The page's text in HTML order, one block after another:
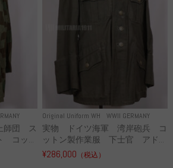
師団 ス
コッ...
Original Uniform WH WWII GERMANY
実物 ドイツ海軍 湾岸砲兵 コ
ットン製作業服 下士官 アド...
¥286,000 （税込）